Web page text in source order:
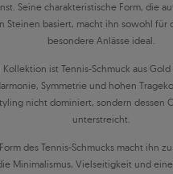
Seine charakteristische Form, die
Steinen basiert, macht ihn sowohl für
besondere Anlässe ideal.
Kollektion ist Tennis-Schmuck aus
Symmetrie und hohen
nicht dominiert, sondern dessen
unterstreicht.
des Tennis-Schmucks macht ihn
Minimalismus, Vielseitigkeit und